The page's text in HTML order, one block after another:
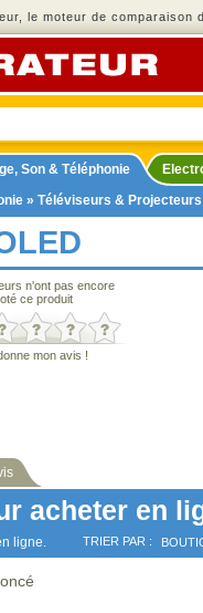
le moteur de comparaison
Son & Téléphonie
» Téléviseurs & Projecteurs
n'ont pas encore
ce produit
mon avis !
acheter en
ligne. TRIER PAR :